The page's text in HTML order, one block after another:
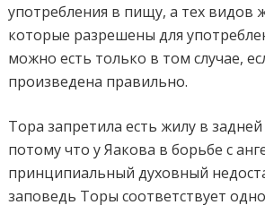
употребления в пищу, а тех видов
которые разрешены для
можно есть только в том случае,
произведена правильно.
Тора запретила есть жилу в
потому что у Яакова в борьбе с
принципиальный духовный
заповедь Торы соответствует